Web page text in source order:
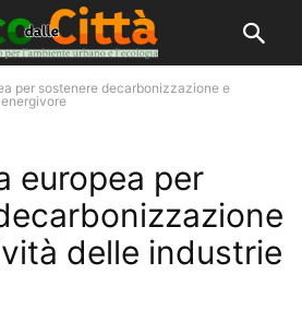
per sostenere decarbonizzazione e
europea per
delle industrie